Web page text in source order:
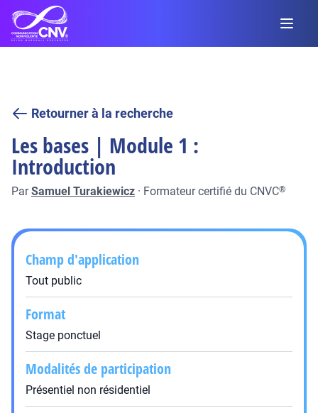
Retourner à la recherche
Les bases | Module 1 :
Introduction
ParSamuel Turakiewicz · Formateur certifié du CNVC®
Champ d'application
Tout public
Format
Stage ponctuel
Modalités de participation
Présentiel non résidentiel